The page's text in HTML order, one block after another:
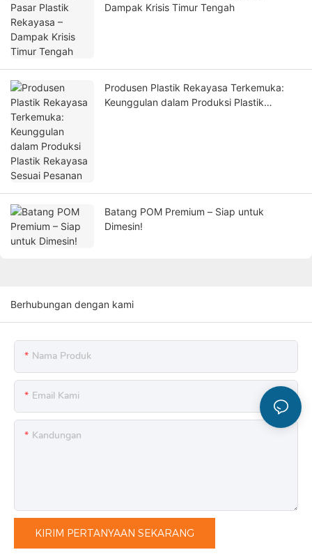
Dampak Krisis Timur Tengah
Produsen Plastik Rekayasa Terkemuka:
Keunggulan dalam Produksi Plastik
Batang POM Premium – Siap untuk
Dimesin!
Berhubungan dengan kami
Nama Produk
Email Kami
Kandungan
KIRIM PERTANYAAN SEKARANG